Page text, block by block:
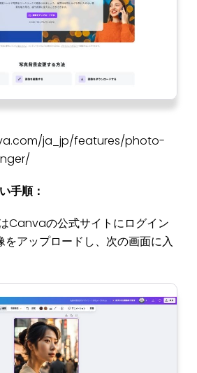
ja_jp/features/photo-
手順：
Canvaの公式サイトにログイン
をアップロードし、次の画面に入